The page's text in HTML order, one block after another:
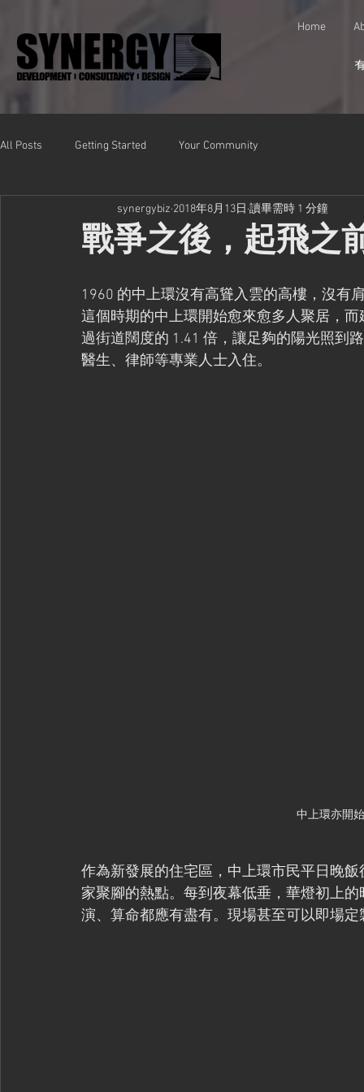
Home
All Posts Getting Started Your Community
戰爭之後，起飛之
synergybiz 2018年8月13日 讀畢需時 1 分鐘
1960 的中上環沒有高聳入雲的高樓，沒有
這個時期的中上環開始愈來愈多人聚居，
過街道闊度的 1.41 倍，讓足夠的陽光照到
醫生、律師等專業人士入住。
中上環亦開
作為新發展的住宅區，中上環市民平日晚
家聚腳的熱點。每到夜幕低垂，華燈初上
演、算命都應有盡有。現場甚至可以即場